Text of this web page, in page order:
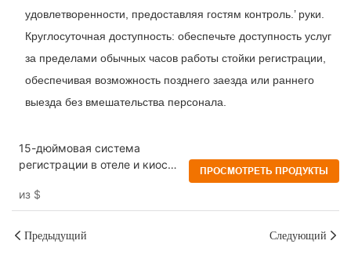
удовлетворенности, предоставляя гостям контроль.’ руки.
Круглосуточная доступность: обеспечьте доступность услуг
за пределами обычных часов работы стойки регистрации,
обеспечивая возможность позднего заезда или раннего
выезда без вмешательства персонала.
15-дюймовая система
регистрации в отеле и киоск -
из $
ПРОСМОТРЕТЬ ПРОДУКТЫ
Предыдущий Следующий